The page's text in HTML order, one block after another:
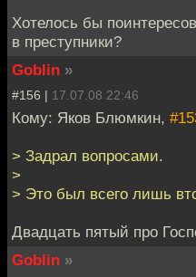
Хотелось бы
в преступники?
Goblin »
#156 | 17.07.08 22:46
Кому: Яков Блюмкин,
> Задрал вопросами.
>
> Это был всего лишь
Двадцать пятый про
Goblin »